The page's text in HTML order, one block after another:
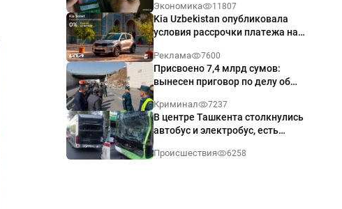
Экономика 11807
Kia Uzbekistan опубликовала
условия рассрочки платежа на
годовых
Реклама 7600
Присвоено 7,4 млрд сумов:
вынесен приговор по делу об
Ташкенте
Криминал 7237
В центре Ташкента столкнулись
автобус и электробус, есть
Происшествия 6258